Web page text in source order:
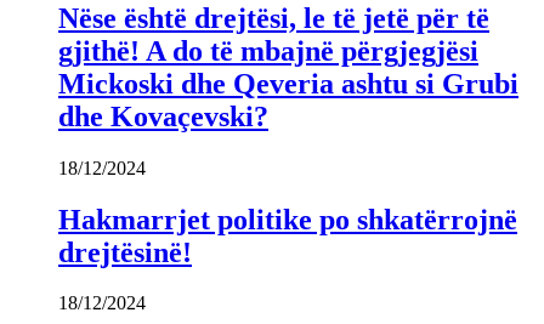
Nëse është drejtësi, le të jetë për të
gjithë! A do të mbajnë përgjegjësi
Mickoski dhe Qeveria ashtu si Grubi
dhe Kovaçevski?
18/12/2024
Hakmarrjet politike po shkatërrojnë
drejtësinë!
18/12/2024